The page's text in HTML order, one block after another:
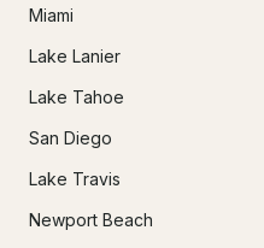
Miami
Lake Lanier
Lake Tahoe
San Diego
Lake Travis
Newport Beach